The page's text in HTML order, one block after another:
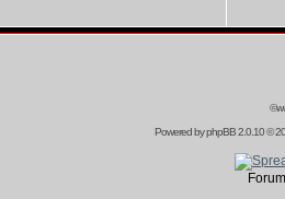
Powered byphpBB2.0.10 ©